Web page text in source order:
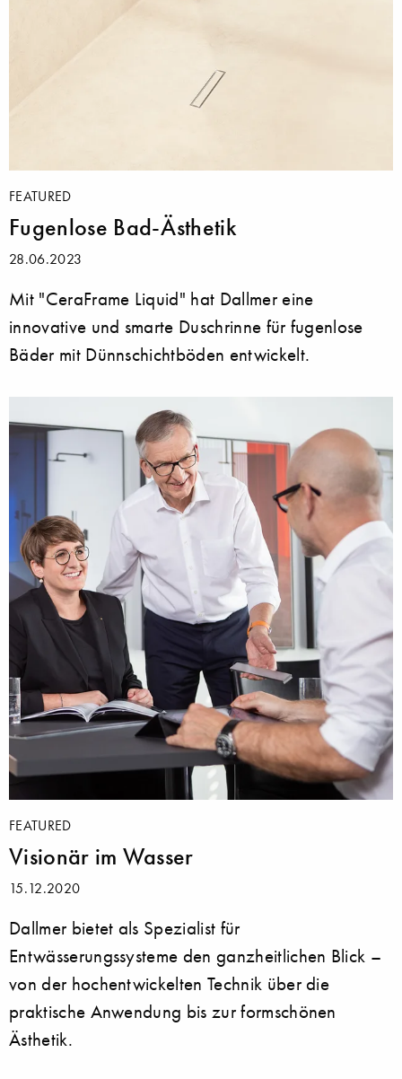
FEATURED
Fugenlose Bad-Ästhetik
28.06.2023
Mit "CeraFrame Liquid" hat Dallmer eine
innovative und smarte Duschrinne für fugenlose
Bäder mit Dünnschichtböden entwickelt.
FEATURED
Visionär im Wasser
15.12.2020
Dallmer bietet als Spezialist für
Entwässerungssysteme den ganzheitlichen Blick –
von der hochentwickelten Technik über die
praktische Anwendung bis zur formschönen
Ästhetik.